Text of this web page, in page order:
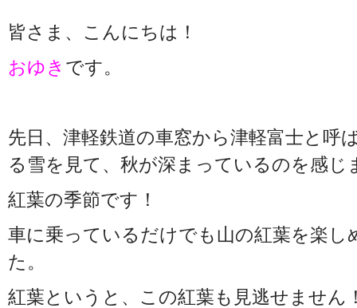
皆さま、こんにちは！
おゆき です。
先日、津軽鉄道の車窓から津軽富士と呼
る雪を見て、秋が深まっているのを感じ
紅葉の季節です！
車に乗っているだけでも山の紅葉を楽
た。
紅葉というと、この紅葉も見逃せません